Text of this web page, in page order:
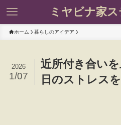
ミヤビナ家
ホーム 暮らしのアイデア
近所付き合い
日のストレス
2026
1/07